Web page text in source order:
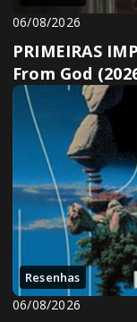
06/08/2026
PRIMEIRAS
From God
Resenhas
06/08/2026